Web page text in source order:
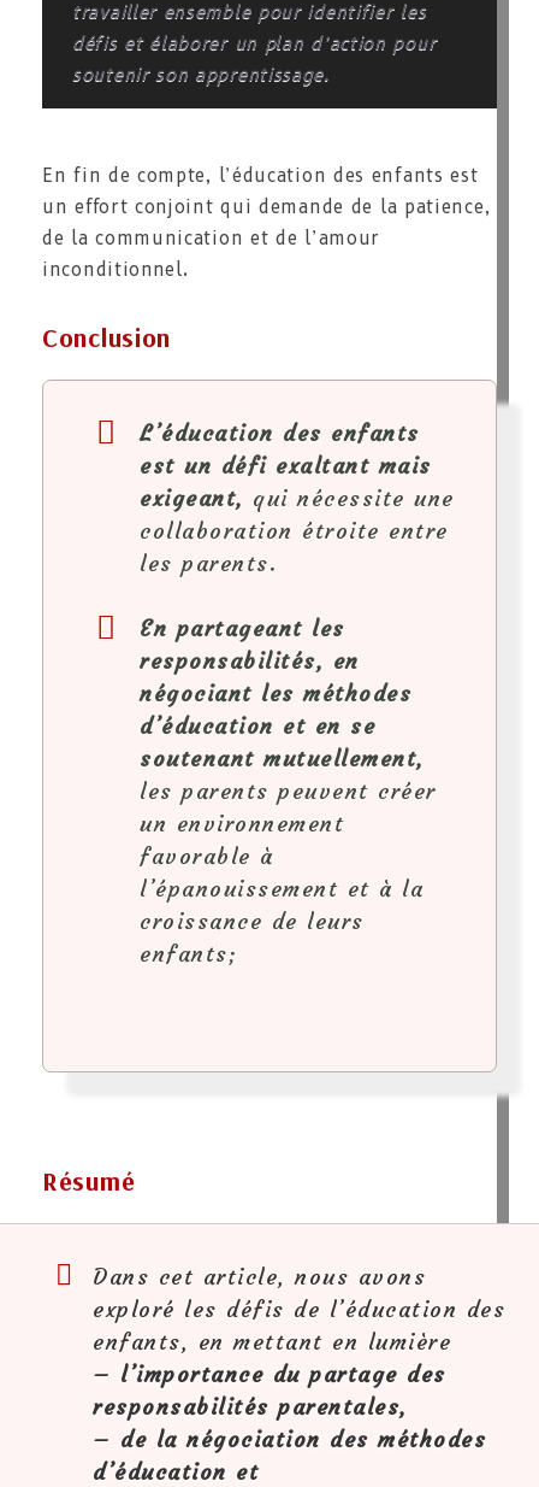
travailler ensemble pour identifier les
défis et élaborer un plan d’action pour
soutenir son apprentissage.
En fin de compte, l’éducation des enfants est
un effort conjoint qui demande de la patience,
de la communication et de l’amour
inconditionnel.
Conclusion
L’éducation des enfants
est un défi exaltant mais
exigeant, qui nécessite une
collaboration étroite entre
les parents.
En partageant les
responsabilités, en
négociant les méthodes
d’éducation et en se
soutenant mutuellement,
les parents peuvent créer
un environnement
favorable à
l’épanouissement et à la
croissance de leurs
enfants;
Résumé
Dans cet article, nous avons
exploré les défis de l’éducation des
enfants, en mettant en lumière
– l’importance du partage des
responsabilités parentales,
– de la négociation des méthodes
d’éducation et